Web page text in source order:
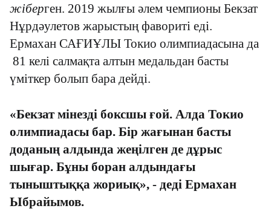
жіберген. 2019 жылғы әлем чемпионы Бекзат
Нұрдәулетов жарыстың фавориті еді.
Ермахан САҒИҰЛЫ Токио олимпиадасына да
81 келі салмақта алтын медальдан басты
үміткер болып бара дейді.
«Бекзат мінезді боксшы ғой. Алда Токио
олимпиадасы бар. Бір жағынан басты
доданың алдында жеңілген де дұрыс
шығар. Бұны боран алдындағы
тыныштыққа жориық», - деді Ермахан
Ыбрайымов.